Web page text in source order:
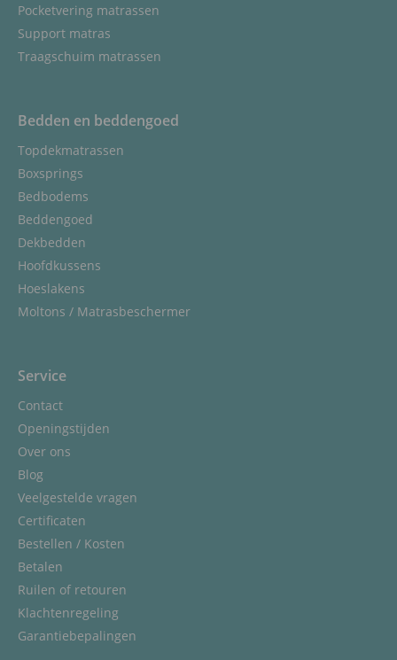
Pocketvering matrassen
Support matras
Traagschuim matrassen
Bedden en beddengoed
Topdekmatrassen
Boxsprings
Bedbodems
Beddengoed
Dekbedden
Hoofdkussens
Hoeslakens
Moltons / Matrasbeschermer
Service
Contact
Openingstijden
Over ons
Blog
Veelgestelde vragen
Certificaten
Bestellen / Kosten
Betalen
Ruilen of retouren
Klachtenregeling
Garantiebepalingen